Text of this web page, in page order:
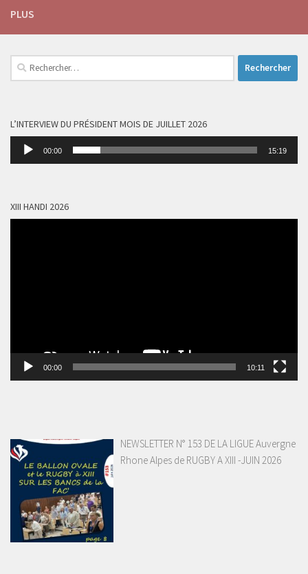
PLUS
Rechercher :
L’INTERVIEW DU PRÉSIDENT MOIS DE JUILLET 2026
Lecteur
00:00 15:19
XIII HANDI 2026
00:00 10:11
NEWSLETTER N° 153 DE LA LIGUE Auvergne
Rhone Alpes de RUGBY A XIII -JUIN 2026